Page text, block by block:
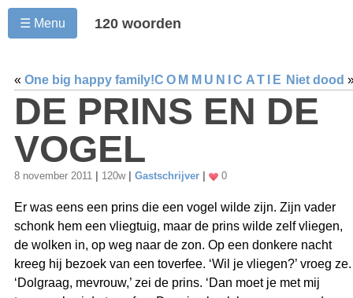
☰ Menu 120 woorden
« One big happy family! Niet dood
COMMUNICATIE
DE PRINS EN DE
VOGEL
8 november 2011 120w Gastschrijver 0
Er was eens een prins die een vogel wilde zijn. Zijn vader
schonk hem een vliegtuig, maar de prins wilde zelf vliegen,
de wolken in, op weg naar de zon. Op een donkere nacht
kreeg hij bezoek van een toverfee. ‘Wil je vliegen?’ vroeg ze.
‘Dolgraag, mevrouw,’ zei de prins. ‘Dan moet je met mij